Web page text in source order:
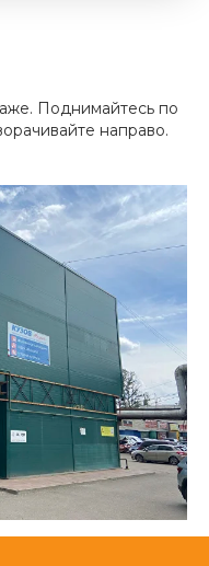
Поднимайтесь по
направо.